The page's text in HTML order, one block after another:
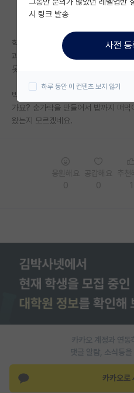
미국 유학 게시판
미국 대학원 합격 후기 게시
대학원생 모집 게시판
연구실(PI) 홍보 게시판
석박사 채용 정보 게시판
PI 전용 게시판
인문사회 계열 게시판
특수/전문대학원 게시판
반도체/AI 게시판
장학금/장학생 게시판
학술 정보 게시판
학과장님을 지도교수로 두고있는 풀타
과 특성상 파트타임 학생들이 많은데,
못알아 쳐먹는 파트 박사들때문에 미치
박사과정씩이나 됐으면 학교내에서
가요? 숟가락을 만들어서 밥까지 떠
왔는지 모르겠네요.
카카오 계정과 연동
댓글 알람, 소식등
카카오로
시 링크 발송
사전 등
하루 동안 이 컨텐츠 보지 않기